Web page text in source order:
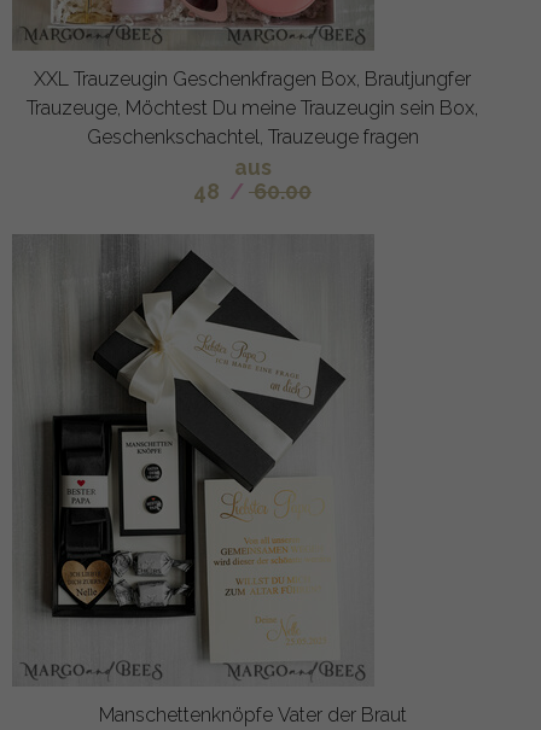
XXL Trauzeugin Geschenkfragen Box, Brautjungfer
Trauzeuge, Möchtest Du meine Trauzeugin sein Box,
Geschenkschachtel, Trauzeuge fragen
aus
48 / 60.00
Manschettenknöpfe Vater der Braut